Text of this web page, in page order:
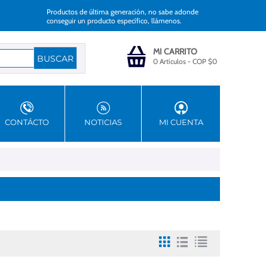
Productos de última generación, no sabe adonde
conseguir un producto específico, llámenos.
MI CARRITO
0 Artículos - COP $0
CONTÁCTO NOTICIAS MI CUENTA